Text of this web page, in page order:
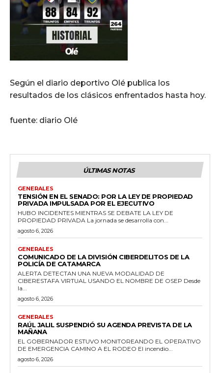
Según el diario deportivo Olé publica los
resultados de los clásicos enfrentados hasta hoy.
fuente: diario Olé
ÚLTIMAS NOTAS
GENERALES
TENSIÓN EN EL SENADO: POR LA LEY DE PROPIEDAD
PRIVADA IMPULSADA POR EL EJECUTIVO
HUBO INCIDENTES MIENTRAS SE DEBATE LA LEY DE
PROPIEDAD PRIVADA La jornada se desarrolla con...
agosto 6, 2026
GENERALES
COMUNICADO DE LA DIVISIÓN CIBERDELITOS DE LA
POLICÍA DE CATAMARCA
ALERTA DETECTAN UNA NUEVA MODALIDAD DE
CIBERESTAFA VIRTUAL USANDO EL NOMBRE DE OSEP Desde
la...
agosto 6, 2026
GENERALES
RAÚL JALIL SUSPENDIÓ SU AGENDA PREVISTA DE LA
MAÑANA
EL GOBERNADOR ESTUVO MONITOREANDO EL OPERATIVO
DE EMERGENCIA CAMINO A EL RODEO El incendio...
agosto 6, 2026